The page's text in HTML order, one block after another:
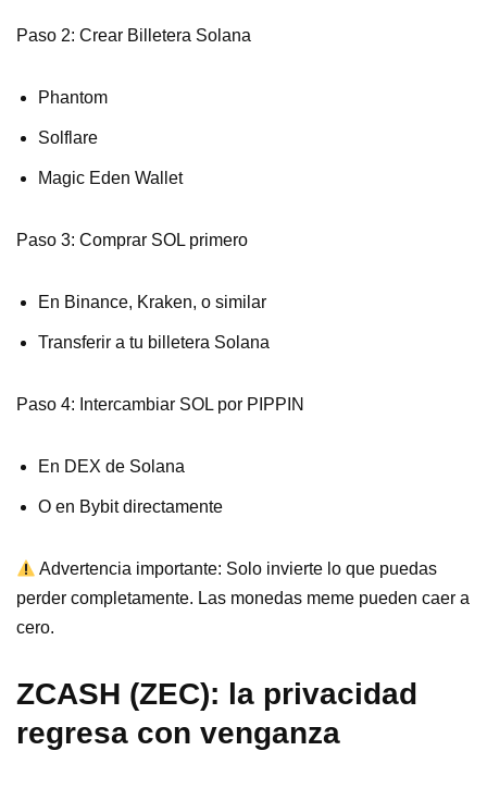
Paso 2: Crear Billetera Solana
Phantom
Solflare
Magic Eden Wallet
Paso 3: Comprar SOL primero
En Binance, Kraken, o similar
Transferir a tu billetera Solana
Paso 4: Intercambiar SOL por PIPPIN
En DEX de Solana
O en Bybit directamente
Advertencia importante: Solo invierte lo que puedas
perder completamente. Las monedas meme pueden caer a
cero.
ZCASH (ZEC): la privacidad
regresa con venganza